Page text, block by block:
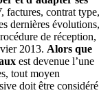
factures, contrat type,
dernières évolutions,
de réception,
2013. Alors que
est devenue l’une
tout moyen
doit être considéré